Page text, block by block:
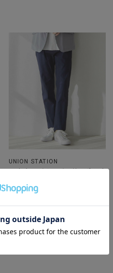
UNION STATION
ハイパーストレッチヘリンボンパ
ドウォッシャブル＞
ズ S